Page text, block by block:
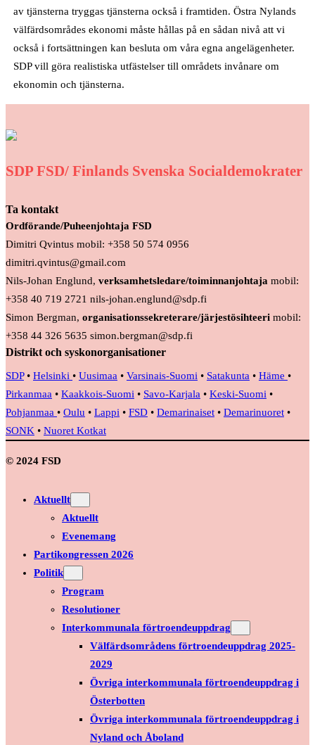
av tjänsterna tryggas tjänsterna också i framtiden. Östra Nylands
välfärdsområdes ekonomi måste hållas på en sådan nivå att vi
också i fortsättningen kan besluta om våra egna angelägenheter.
SDP vill göra realistiska utfästelser till områdets invånare om
ekonomin och tjänsterna.
SDP FSD/ Finlands Svenska Socialdemokrater
Ta kontakt
Ordförande/Puheenjohtaja FSD
Dimitri Qvintus mobil: +358 50 574 0956
dimitri.qvintus@gmail.com
Nils-Johan Englund, verksamhetsledare/toiminnanjohtaja mobil:
+358 40 719 2721 nils-johan.englund@sdp.fi
Simon Bergman, organisationssekreterare/järjestösihteeri mobil:
+358 44 326 5635 simon.bergman@sdp.fi
Distrikt och syskonorganisationer
SDP• Helsinki • Uusimaa • Varsinais-Suomi • Satakunta • Häme •
Pirkanmaa • Kaakkois-Suomi • Savo-Karjala • Keski-Suomi •
Pohjanmaa • Oulu • Lappi • FSD • Demarinaiset • Demarinuoret •
SONK • Nuoret Kotkat
© 2024 FSD
Aktuellt
Aktuellt
Evenemang
Partikongressen 2026
Politik
Program
Resolutioner
Interkommunala förtroendeuppdrag
Välfärdsområdens förtroendeuppdrag 2025-
2029
Övriga interkommunala förtroendeuppdrag i
Österbotten
Övriga interkommunala förtroendeuppdrag i
Nyland och Åboland